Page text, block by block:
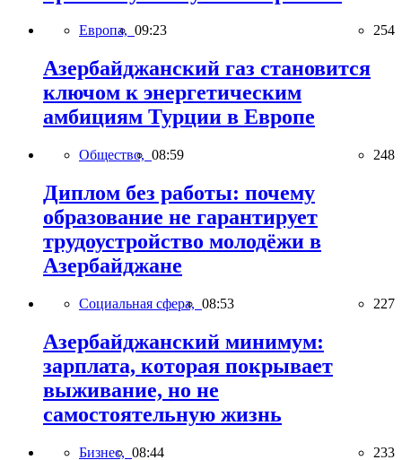
Европа, 09:23 254
Азербайджанский газ становится
ключом к энергетическим
амбициям Турции в Европе
Общество, 08:59 248
Диплом без работы: почему
образование не гарантирует
трудоустройство молодёжи в
Азербайджане
Социальная сфера, 08:53 227
Азербайджанский минимум:
зарплата, которая покрывает
выживание, но не
самостоятельную жизнь
Бизнес, 08:44 233